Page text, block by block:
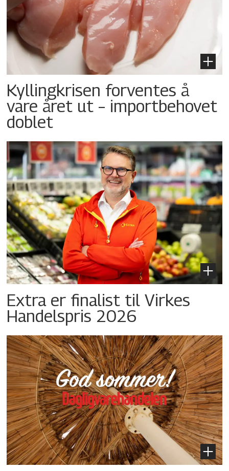
Kyllingkrisen forventes å
vare året ut – importbehovet
doblet
Extra er finalist til Virkes
Handelspris 2026